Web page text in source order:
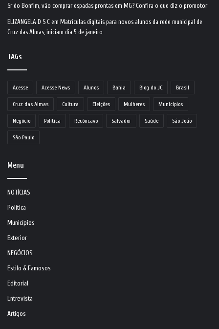
Sr do Bonfim, vão comprar espadas prontas em MG? Confira o que diz o promotor
ELIZANGELA D S C em Matrículas digitais para novos alunos da rede municipal de
Cruz das Almas, iniciam dia 5 de janeiro
TAGs
Acesse Acesse News Alunos Bahia Blog do JC Brasil
Cruz das Almas Cultura Eleições Mulheres Municípios
Negócio Política Recôncavo Salvador Saúde São João
São Paulo
Menu
NOTÍCIAS
Política
Municípios
Exterior
NEGÓCIOS
Estilo & Famosos
Editorial
Entrevista
Artigos